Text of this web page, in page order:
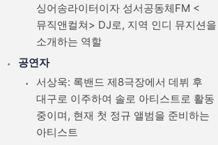
싱어송라이터이자 성서공동체FM <
뮤직앤컬쳐> DJ로, 지역 인디 뮤지션을
소개하는 역할
공연자
서상욱: 록밴드 제8극장에서 데뷔 후
대구로 이주하여 솔로 아티스트로 활동
중이며, 현재 첫 정규 앨범을 준비하는
아티스트